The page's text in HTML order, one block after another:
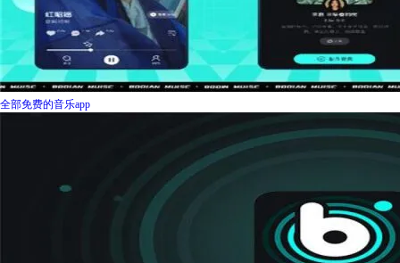
全部免费的音乐app